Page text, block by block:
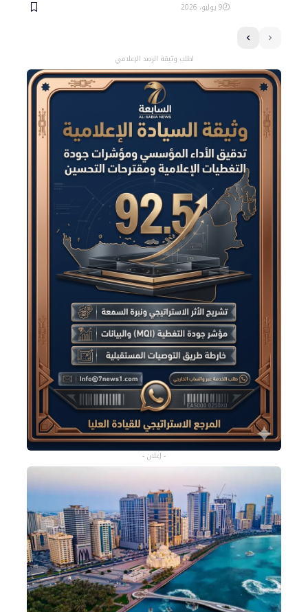
9 يوليو، 2026
اطلب وثيقة الرصد الإعلامي
- إعلان -